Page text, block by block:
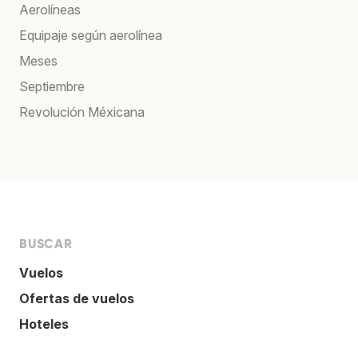
Aerolíneas
Equipaje según aerolínea
Meses
Septiembre
Revolución Méxicana
BUSCAR
Vuelos
Ofertas de vuelos
Hoteles